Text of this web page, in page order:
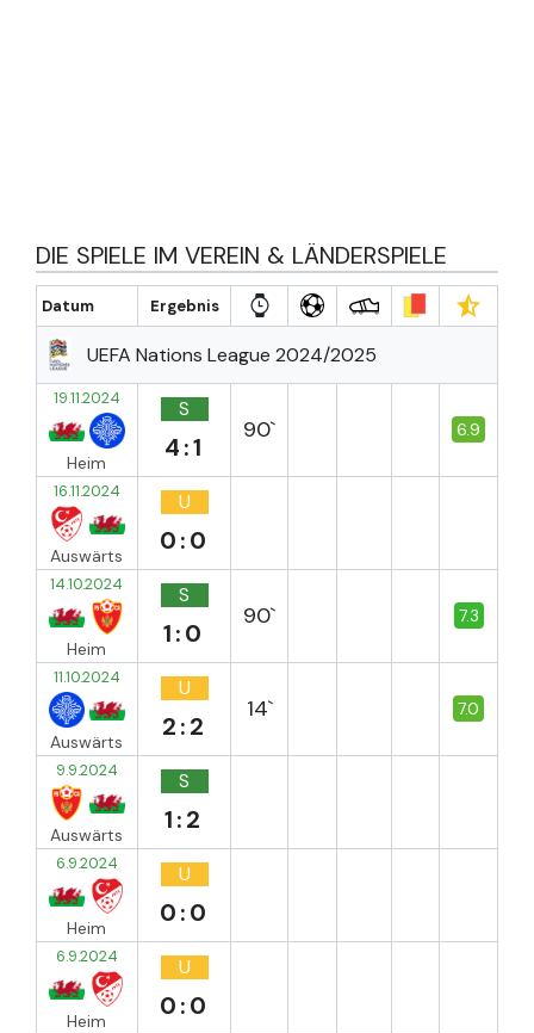
DIE SPIELE IM VEREIN & LÄNDERSPIELE
Datum Ergebnis
UEFA Nations League 2024/2025
19.11.2024
Heim
S
4:1
90` 6.9
16.11.2024
Auswärts
U
0:0
14.10.2024
Heim
S
1:0
90` 7.3
11.10.2024
Auswärts
U
2:2
14` 7.0
9.9.2024
Auswärts
S
1:2
6.9.2024
Heim
U
0:0
6.9.2024
Heim
U
0:0